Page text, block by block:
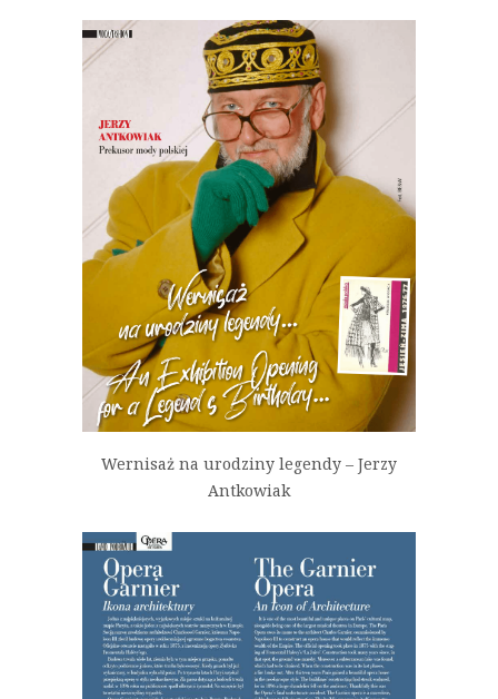
Wernisaż na urodziny legendy – Jerzy
Antkowiak